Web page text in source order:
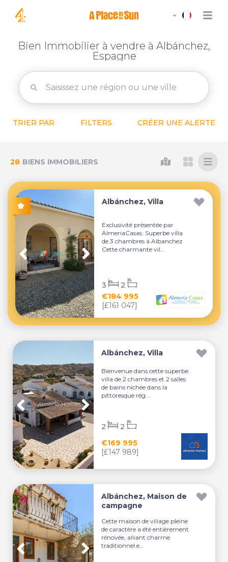
Bien Immobilier à vendre à Albánchez,
Espagne
TRIER PAR FILTERS CRÉER UNE ALERTE
28 BIENS IMMOBILIERS
Albánchez, Villa
Exclusivité présentée par
AlmeriaCasas. Superbe villa
de 3 chambres à Albanchez
Cette charmante vil...
€184 995
[£161 047]
3 2
Albánchez, Villa
Bienvenue dans cette superbe
villa de 2 chambres et 2 salles
de bains nichée dans la
pittoresque rég...
€169 995
[£147 989]
2 2
Albánchez, Maison de
campagne
Cette maison de village pleine
de caractère a été entièrement
rénovée, alliant charme
traditionnel e...